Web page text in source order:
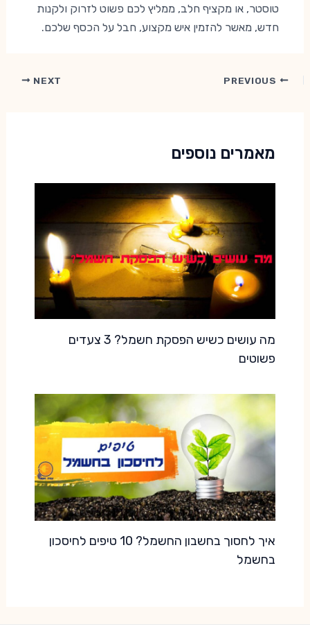
טוסטר, או מקציף חלב, ממליץ לכם פשוט לזרוק ולקנות
חדש, מאשר להזמין איש מקצוע, חבל על הכסף שלכם.
Post
NEXT
מאמרים נוספים
מה עושים כשיש הפסקת חשמל? 3 צעדים
פשוטים
איך לחסוך בחשבון החשמל? 10 טיפים לחיסכון
בחשמל